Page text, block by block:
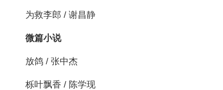
为救李郎 / 谢昌静
微篇小说
放鸽 / 张中杰
栎叶飘香 / 陈学现